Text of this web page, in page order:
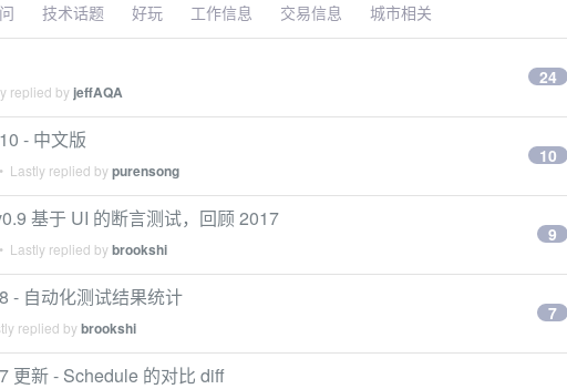
技术话题 好玩 工作信息 交易信息 城市相关
replied by jeffAQA
24
- 中文版
• Lastly replied bypurensong
10
基于 UI 的断言测试，回顾 2017
• Lastly replied bybrookshi
9
- 自动化测试结果统计
replied bybrookshi
7
更新 - Schedule 的对比 diff